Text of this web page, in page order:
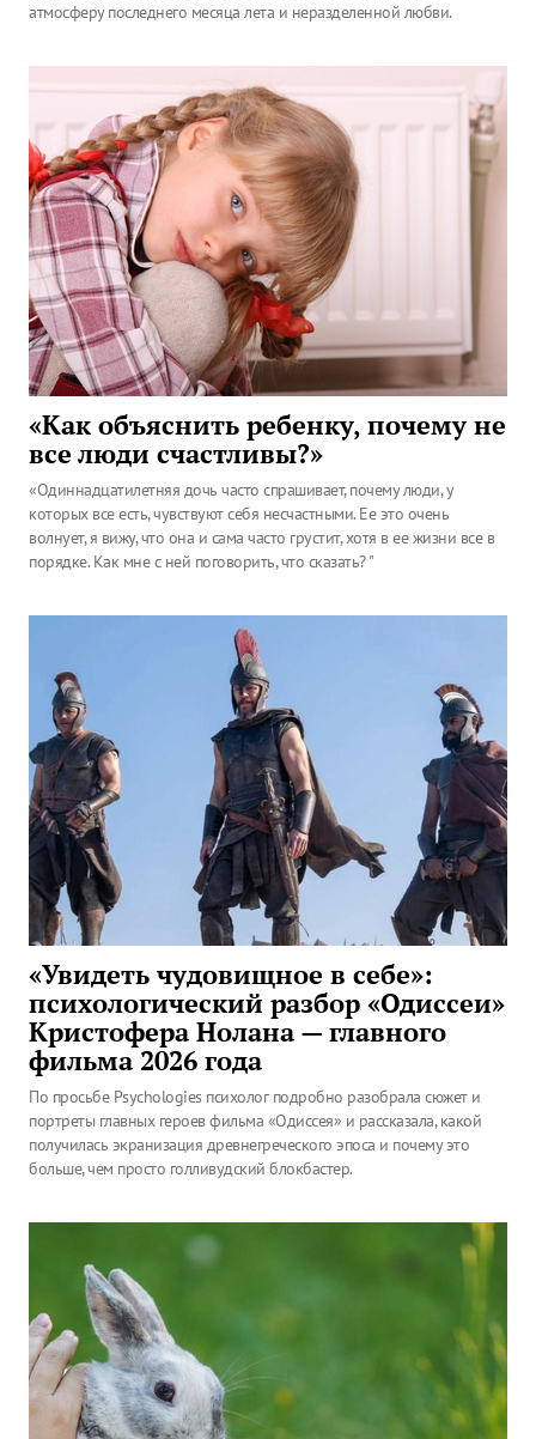
атмосферу последнего месяца лета и неразделенной любви.
«Как объяснить ребенку, почему не
все люди счастливы?»
«Одиннадцатилетняя дочь часто спрашивает, почему люди, у
которых все есть, чувствуют себя несчастными. Ее это очень
волнует, я вижу, что она и сама часто грустит, хотя в ее жизни все в
порядке. Как мне с ней поговорить, что сказать? "
«Увидеть чудовищное в себе»:
психологический разбор «Одиссеи»
Кристофера Нолана — главного
фильма 2026 года
По просьбе Psychologies психолог подробно разобрала сюжет и
портреты главных героев фильма «Одиссея» и рассказала, какой
получилась экранизация древнегреческого эпоса и почему это
больше, чем просто голливудский блокбастер.